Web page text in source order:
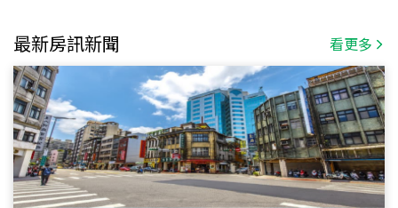
最新房訊新聞 看更多